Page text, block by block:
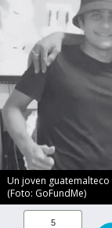
Un joven
(Foto: GoFundMe)
5